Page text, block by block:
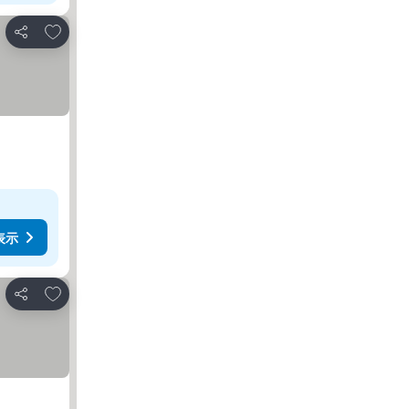
シェア
お気に入りに追加
示
シェア
お気に入りに追加